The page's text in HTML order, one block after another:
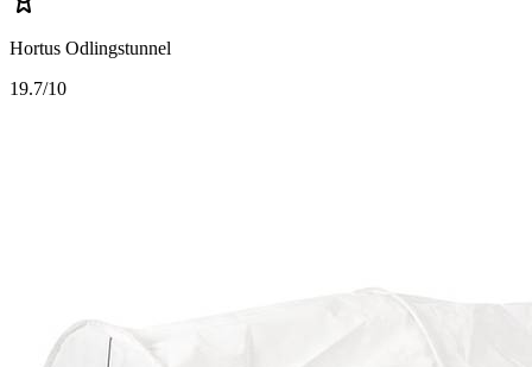
Hortus Odlingstunnel
19.7/10